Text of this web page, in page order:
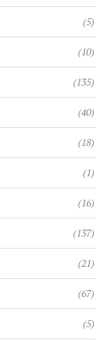
(5)
(10)
(135)
(40)
(18)
(1)
(16)
(137)
(21)
(67)
(5)